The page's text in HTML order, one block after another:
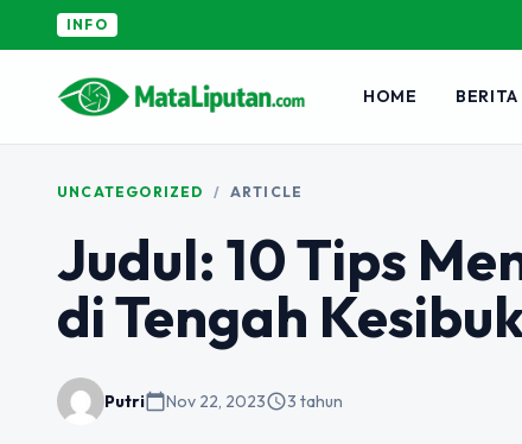
INFO
HOME BERITA
UNCATEGORIZED / ARTICLE
Judul: 10 Tips
di Tengah
Putricalendar_todayNov 22, 2023schedule3 tahun